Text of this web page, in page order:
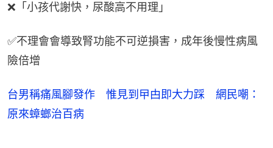
❌「小孩代謝快，尿酸高不用理」
✅不理會會導致腎功能不可逆損害，成年後慢性病風
險倍增
台男稱痛風腳發作 惟見到曱甴即大力踩 網民嘲：
原來蟑螂治百病